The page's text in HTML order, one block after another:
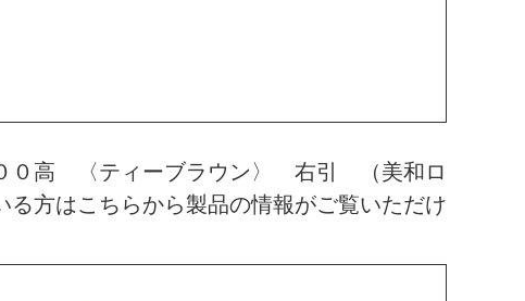
高 〈ティーブラウン〉 右引 （美和ロ
方はこちらから製品の情報がご覧いただけ